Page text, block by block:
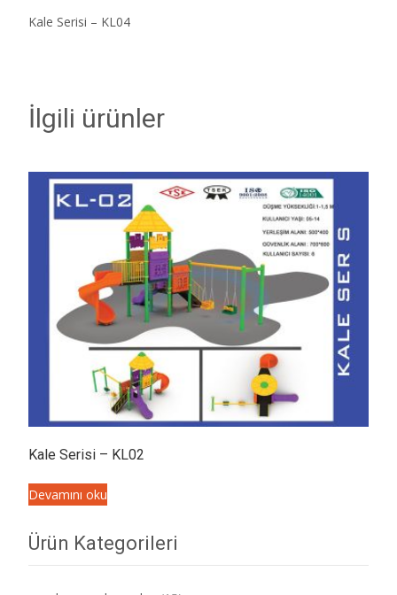
Kale Serisi – KL04
İlgili ürünler
Kale Serisi – KL02
Devamını oku
Ürün Kategorileri